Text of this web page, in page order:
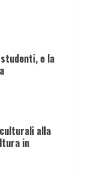
e la
alla
in